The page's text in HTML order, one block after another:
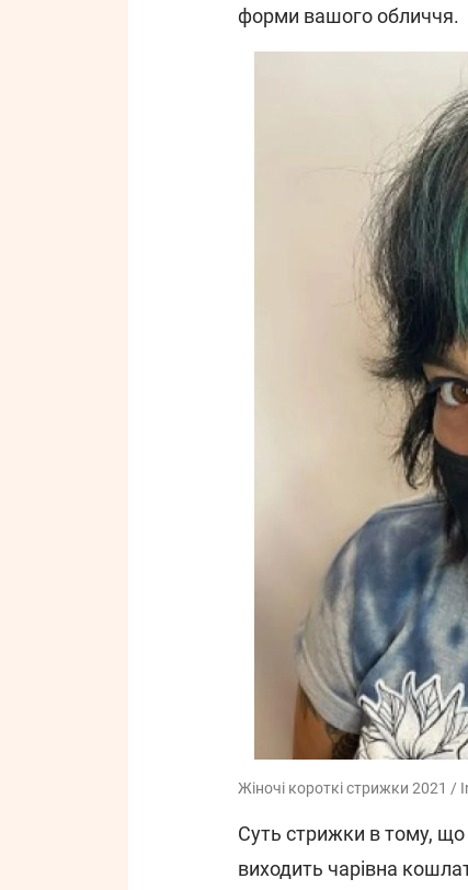
форми вашого обличчя.
Жіночі короткі стрижки 2021 /
Суть стрижки в тому, що
виходить чарівна